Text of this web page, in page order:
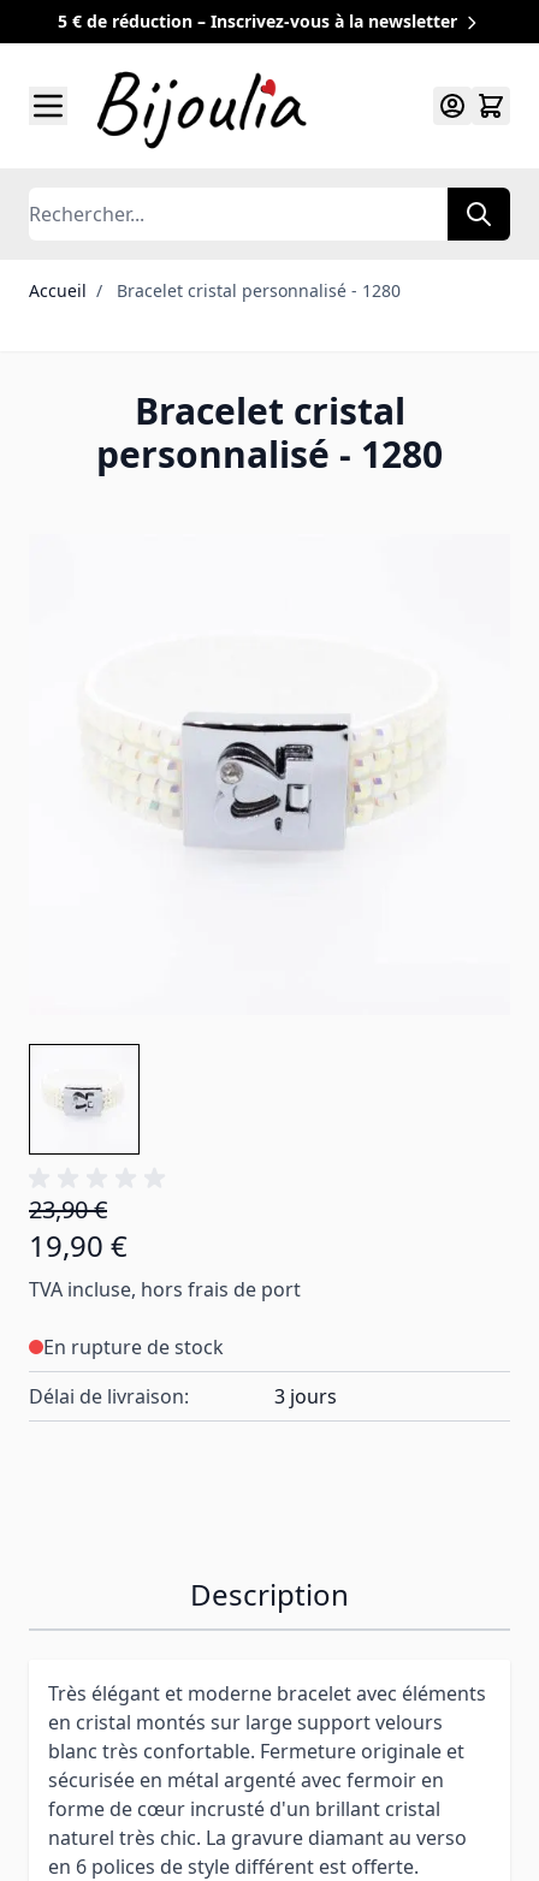
5 € de réduction – Inscrivez-vous à la newsletter
Rechercher
Accueil / Bracelet cristal personnalisé - 1280
Bracelet cristal
personnalisé - 1280
23,90 €
19,90 €
TVA incluse, hors frais de port
En rupture de stock
Délai de livraison:
3 jours
Description
Très élégant et moderne bracelet avec éléments
en cristal montés sur large support velours
blanc très confortable. Fermeture originale et
sécurisée en métal argenté avec fermoir en
forme de cœur incrusté d'un brillant cristal
naturel très chic. La gravure diamant au verso
en 6 polices de style différent est offerte.